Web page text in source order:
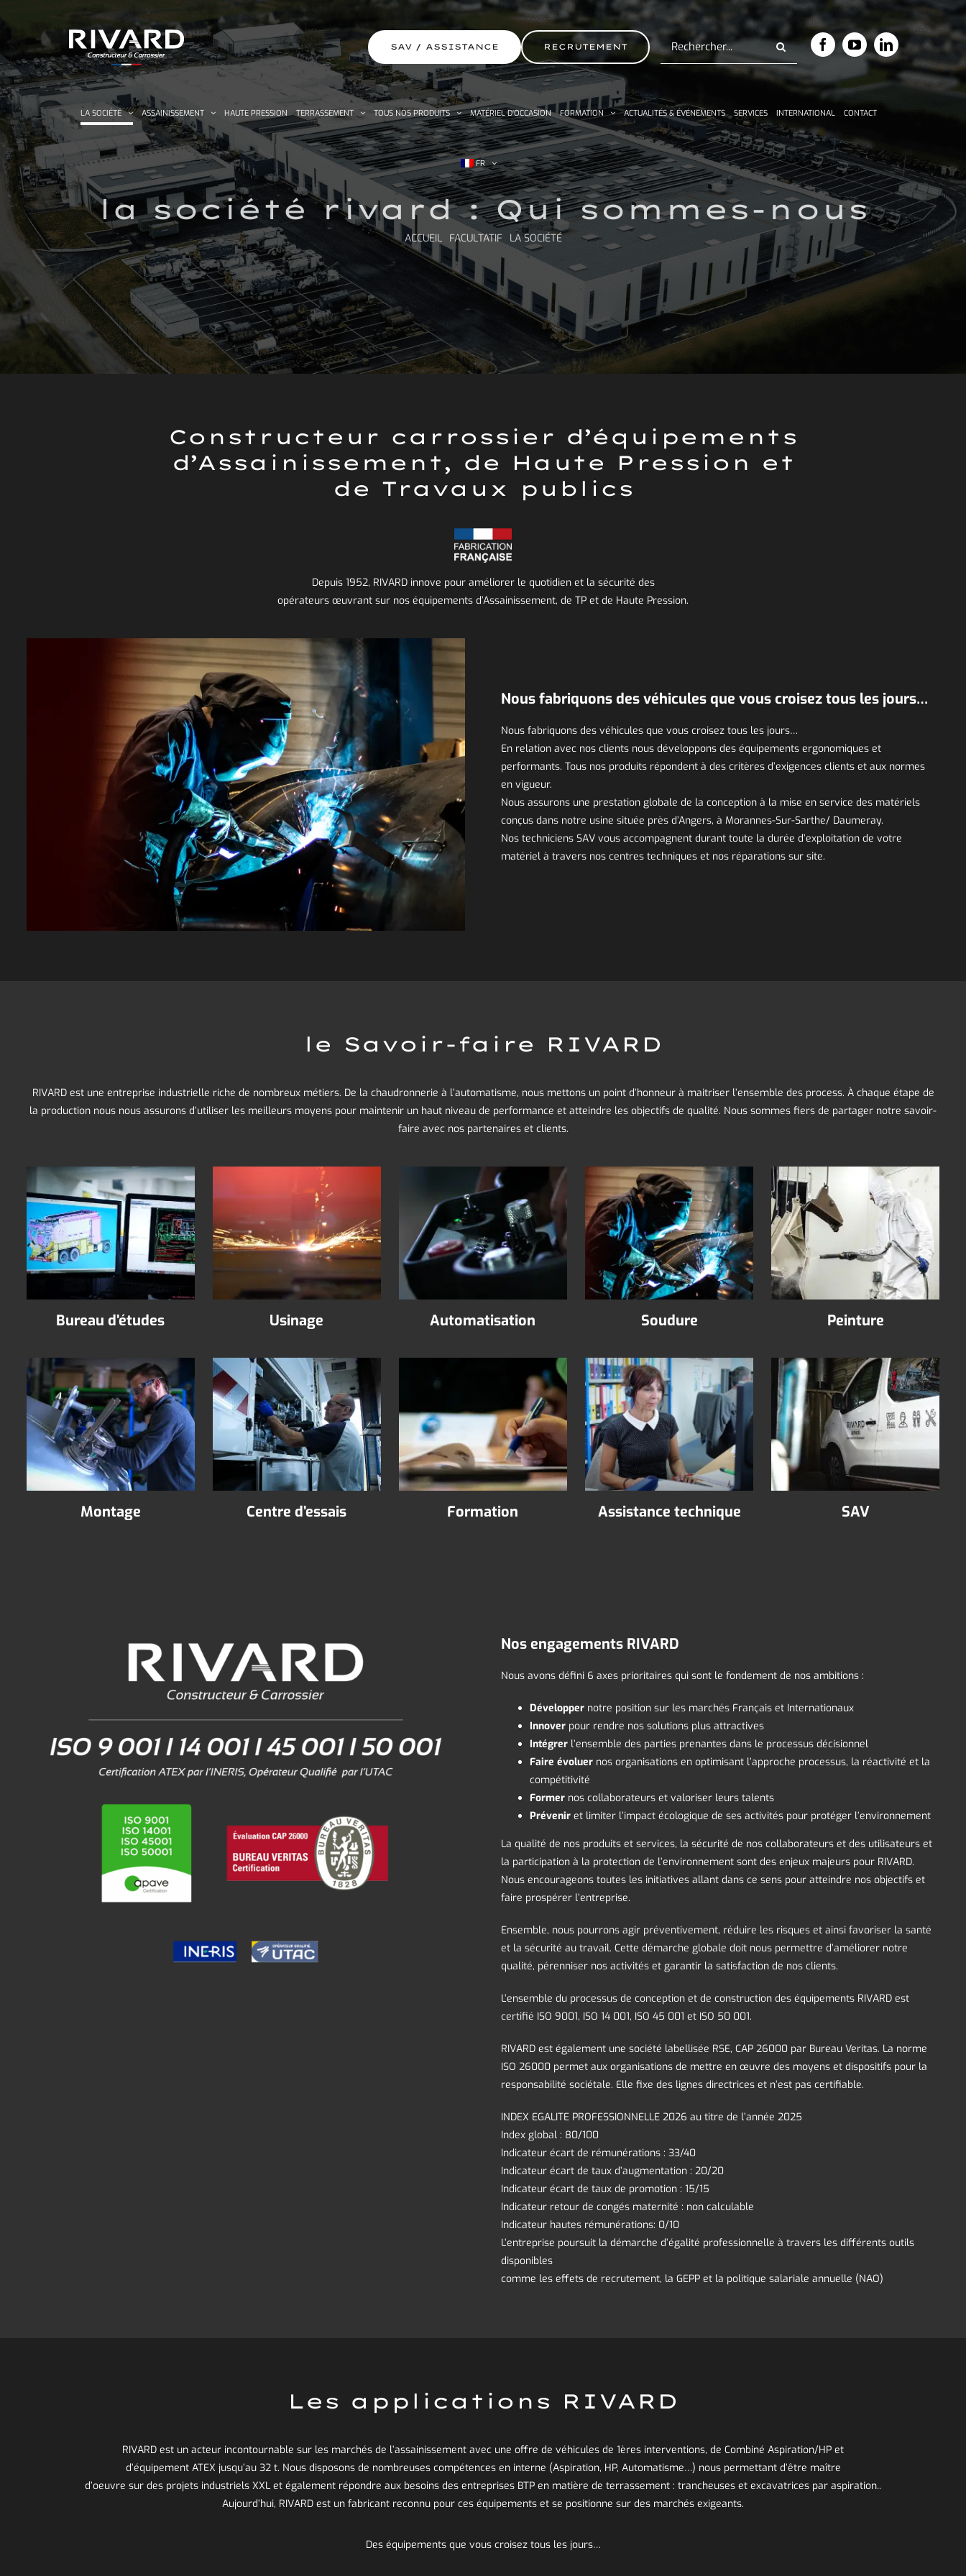
au
SAV / ASSISTANCE RECRUTEMENT
Rechercher:
LA SOCIÉTÉ ASSAINISSEMENT HAUTE PRESSION TERRASSEMENT TOUS NOS PRODUITS MATÉRIEL D’OCCASION FORMATION ACTUALITÉS & ÉVÉNEMENTS SERVICES INTERNATIONAL CONTACT
FR
la société rivard : Qui sommes-nous
ACCUEIL FACULTATIF LA SOCIÉTÉ
Constructeur carrossier d’équipements
d’Assainissement, de Haute Pression et
de Travaux publics
Depuis 1952, RIVARD innove pour améliorer le quotidien et la sécurité des
opérateurs œuvrant sur nos équipements d’Assainissement, de TP et de Haute Pression.
Nous fabriquons des véhicules que vous croisez tous les jours…
Nous fabriquons des véhicules que vous croisez tous les jours…
En relation avec nos clients nous développons des équipements ergonomiques et
performants. Tous nos produits répondent à des critères d’exigences clients et aux normes
en vigueur.
Nous assurons une prestation globale de la conception à la mise en service des matériels
conçus dans notre usine située près d’Angers, à Morannes-Sur-Sarthe/ Daumeray.
Nos techniciens SAV vous accompagnent durant toute la durée d’exploitation de votre
matériel à travers nos centres techniques et nos réparations sur site.
le Savoir-faire RIVARD
RIVARD est une entreprise industrielle riche de nombreux métiers. De la chaudronnerie à l’automatisme, nous mettons un point d’honneur à maitriser l’ensemble des process. À chaque étape de
la production nous nous assurons d’utiliser les meilleurs moyens pour maintenir un haut niveau de performance et atteindre les objectifs de qualité. Nous sommes fiers de partager notre savoir-
faire avec nos partenaires et clients.
Bureau d’études Usinage Automatisation Soudure Peinture
Montage Centre d’essais Formation Assistance technique SAV
Nos engagements RIVARD
Nous avons défini 6 axes prioritaires qui sont le fondement de nos ambitions :
Développer notre position sur les marchés Français et Internationaux
Innover pour rendre nos solutions plus attractives
Intégrer l’ensemble des parties prenantes dans le processus décisionnel
Faire évoluer nos organisations en optimisant l’approche processus, la réactivité et la
compétitivité
Former nos collaborateurs et valoriser leurs talents
Prévenir et limiter l’impact écologique de ses activités pour protéger l’environnement
La qualité de nos produits et services, la sécurité de nos collaborateurs et des utilisateurs et
la participation à la protection de l’environnement sont des enjeux majeurs pour RIVARD.
Nous encourageons toutes les initiatives allant dans ce sens pour atteindre nos objectifs et
faire prospérer l’entreprise.
Ensemble, nous pourrons agir préventivement, réduire les risques et ainsi favoriser la santé
et la sécurité au travail. Cette démarche globale doit nous permettre d’améliorer notre
qualité, pérenniser nos activités et garantir la satisfaction de nos clients.
L’ensemble du processus de conception et de construction des équipements RIVARD est
certifié ISO 9001, ISO 14 001, ISO 45 001 et ISO 50 001.
RIVARD est également une société labellisée RSE, CAP 26000 par Bureau Veritas. La norme
ISO 26000 permet aux organisations de mettre en œuvre des moyens et dispositifs pour la
responsabilité sociétale. Elle fixe des lignes directrices et n’est pas certifiable.
INDEX EGALITE PROFESSIONNELLE 2026 au titre de l’année 2025
Index global : 80/100
Indicateur écart de rémunérations : 33/40
Indicateur écart de taux d’augmentation : 20/20
Indicateur écart de taux de promotion : 15/15
Indicateur retour de congés maternité : non calculable
Indicateur hautes rémunérations: 0/10
L’entreprise poursuit la démarche d’égalité professionnelle à travers les différents outils
disponibles
comme les effets de recrutement, la GEPP et la politique salariale annuelle (NAO)
Les applications RIVARD
RIVARD est un acteur incontournable sur les marchés de l’assainissement avec une offre de véhicules de 1ères interventions, de Combiné Aspiration/HP et
d’équipement ATEX jusqu’au 32 t. Nous disposons de nombreuses compétences en interne (Aspiration, HP, Automatisme…) nous permettant d’être maître
d’oeuvre sur des projets industriels XXL et également répondre aux besoins des entreprises BTP en matière de terrassement : trancheuses et excavatrices par aspiration..
Aujourd’hui, RIVARD est un fabricant reconnu pour ces équipements et se positionne sur des marchés exigeants.
Des équipements que vous croisez tous les jours…